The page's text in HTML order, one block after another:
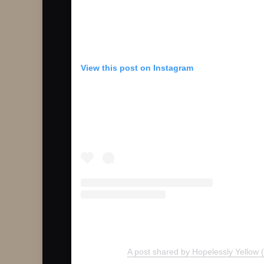
View this post on Instagram
A post shared by Hopelessly Yellow